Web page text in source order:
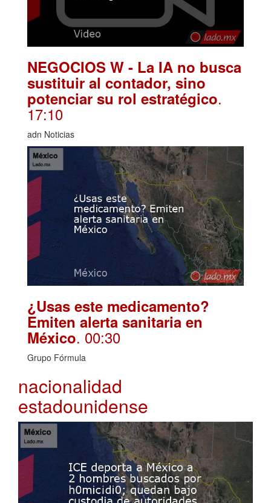
NEGOCIOS W - La IA no busca
sustituir al contador, sino
potenciar su rol estratégico.
17:10
adn Noticias
¿Usas este medicamento?
Emiten alerta sanitaria en
México. 00:30
Grupo Fórmula
nacionalidad
estadounidense